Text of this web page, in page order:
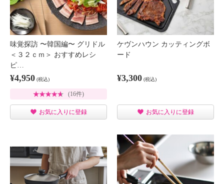
味覚探訪 〜韓国編〜 グリドル
＜３２ｃｍ＞ おすすめレシ
ピ…
¥4,950 (税込)
(16件)
お気に入りに登録
ケヴンハウン カッティングボ
ード
¥3,300 (税込)
お気に入りに登録